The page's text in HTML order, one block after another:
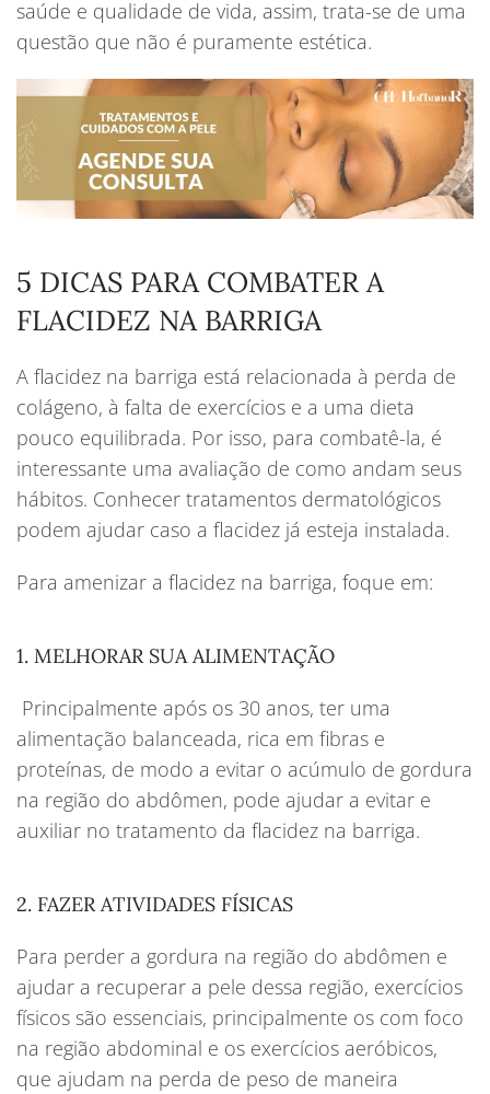
saúde e qualidade de vida, assim, trata-se de uma
questão que não é puramente estética.
5 DICAS PARA COMBATER A
FLACIDEZ NA BARRIGA
A flacidez na barriga está relacionada à perda de
colágeno, à falta de exercícios e a uma dieta
pouco equilibrada. Por isso, para combatê-la, é
interessante uma avaliação de como andam seus
hábitos. Conhecer tratamentos dermatológicos
podem ajudar caso a flacidez já esteja instalada.
Para amenizar a flacidez na barriga, foque em:
1. MELHORAR SUA ALIMENTAÇÃO
Principalmente após os 30 anos, ter uma
alimentação balanceada, rica em fibras e
proteínas, de modo a evitar o acúmulo de gordura
na região do abdômen, pode ajudar a evitar e
auxiliar no tratamento da flacidez na barriga.
2. FAZER ATIVIDADES FÍSICAS
Para perder a gordura na região do abdômen e
ajudar a recuperar a pele dessa região, exercícios
físicos são essenciais, principalmente os com foco
na região abdominal e os exercícios aeróbicos,
que ajudam na perda de peso de maneira